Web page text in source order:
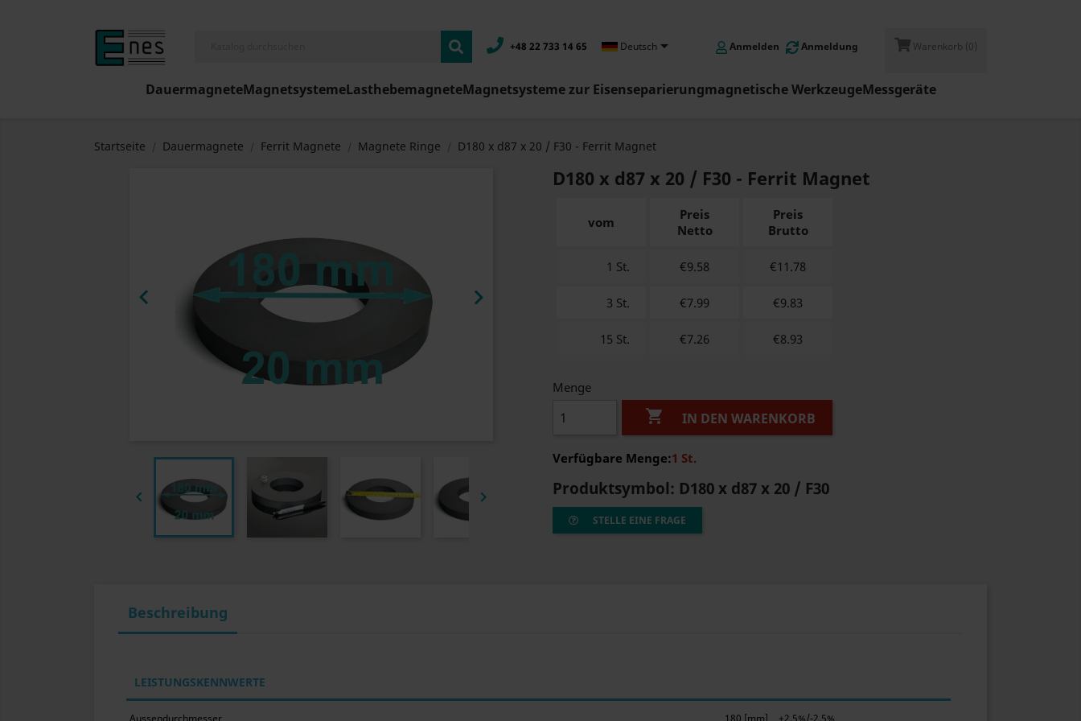
+48 22 733 14 65 Deutsch Anmelden Anmeldung Warenkorb (0)
DauermagneteMagnetsystemeLasthebemagneteMagnetsysteme zur Eisenseparierungmagnetische WerkzeugeMessgeräte
Startseite Dauermagnete Ferrit Magnete Magnete Ringe D180 x d87 x 20 / F30 - Ferrit Magnet
 
 
D180 x d87 x 20 / F30 - Ferrit Magnet
vom
Preis
Netto
Preis
Brutto
1 St. €9.58 €11.78
3 St. €7.99 €9.83
15 St. €7.26 €8.93
Menge
 IN DEN WARENKORB
Verfügbare Menge:1 St.
Produktsymbol: D180 x d87 x 20 / F30
STELLE EINE FRAGE
Beschreibung
LEISTUNGSKENNWERTE
Aussendurchmesser 180 [mm]
+2,5%/-2,5%